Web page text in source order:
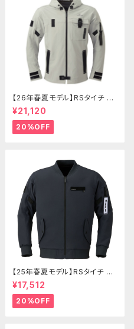
【26年春夏モデル】RSタイチ RS
J335 クイックドライパーカ
¥21,120
20%OFF
【25年春夏モデル】RSタイチ RS
J343 クイックドライフライトジ
ャケット
¥17,512
20%OFF